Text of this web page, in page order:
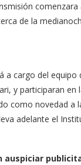
de la
a cargo del
y participaran
como novedad a
adelante el
auspiciar